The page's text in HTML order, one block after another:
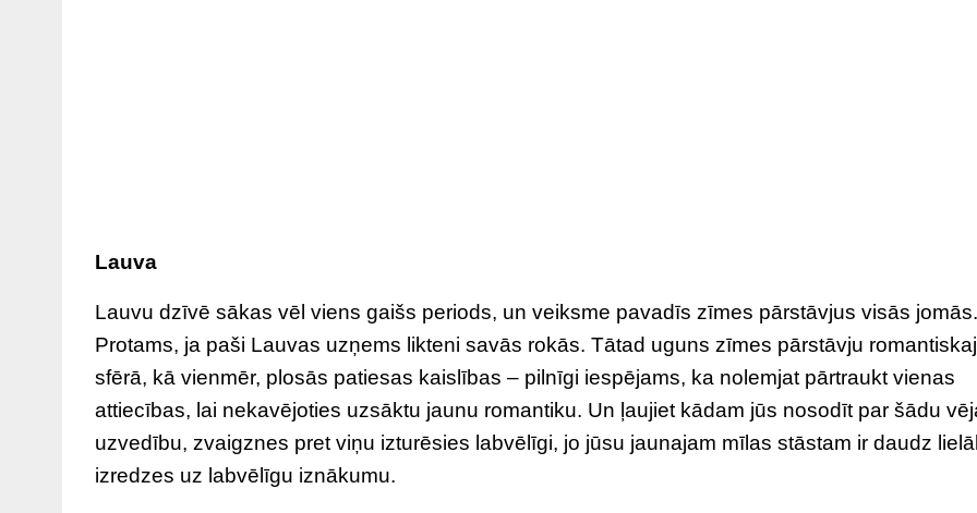
Lauva
Lauvu dzīvē sākas vēl viens gaišs periods, un veiksme pavadīs zīmes pārstāvjus visās jomās.
Protams, ja paši Lauvas uzņems likteni savās rokās. Tātad uguns zīmes pārstāvju
sfērā, kā vienmēr, plosās patiesas kaislības – pilnīgi iespējams, ka nolemjat pārtraukt vienas
attiecības, lai nekavējoties uzsāktu jaunu romantiku. Un ļaujiet kādam jūs nosodīt par šādu
uzvedību, zvaigznes pret viņu izturēsies labvēlīgi, jo jūsu jaunajam mīlas stāstam ir daudz
izredzes uz labvēlīgu iznākumu.